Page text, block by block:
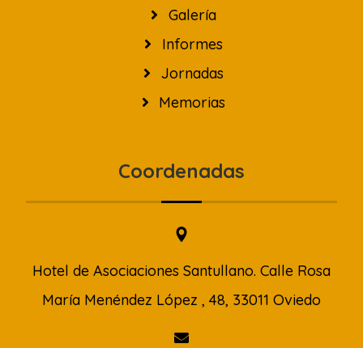
Galería
Informes
Jornadas
Memorias
Coordenadas
Hotel de Asociaciones Santullano. Calle Rosa
María Menéndez López , 48, 33011 Oviedo